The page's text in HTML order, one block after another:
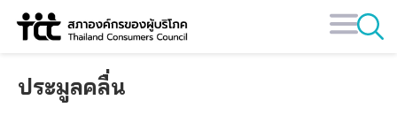
Skip
ประมูลคลื่น